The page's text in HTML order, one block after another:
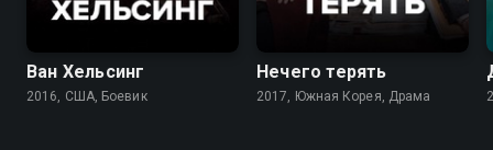
6.7 6.2
Ван Хельсинг
2016, США, Боевик
6.7
Нечего терять
2017, Южная Корея, Драма